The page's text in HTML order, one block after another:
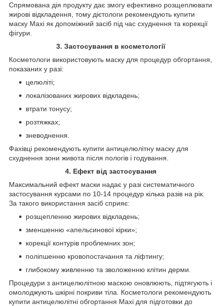
Спрямована дія продукту дає змогу ефективно розщеплювати
жирові відкладення, тому дієтологи рекомендують купити
маску Maxi як допоміжний засіб під час схуднення та корекції
фігури.
3. Застосування в косметології
Косметологи використовують маску для процедур обгортання,
показаних у разі:
целюліті;
локалізованих жирових відкладень;
втрати тонусу;
розтяжках;
зневоднення.
Фахівці рекомендують купити антицелюлітну маску для
схуднення зони живота після пологів і годування.
4. Ефект від застосування
Максимальний ефект маски надає у разі систематичного
застосування курсами по 10-14 процедур кілька разів на рік.
За такого використання засіб сприяє:
розщепленню жирових відкладень;
зменшенню «апельсинової кірки»;
корекції контурів проблемних зон;
поліпшенню кровопостачання та ліфтингу;
глибокому живленню та зволоженню клітин дерми.
Процедури з антицелюлітною маскою оновлюють, підтягують і
омолоджують шкірні покриви тіла. Косметологи рекомендують
купити антицелюлітні обгортання Maxi для підготовки до